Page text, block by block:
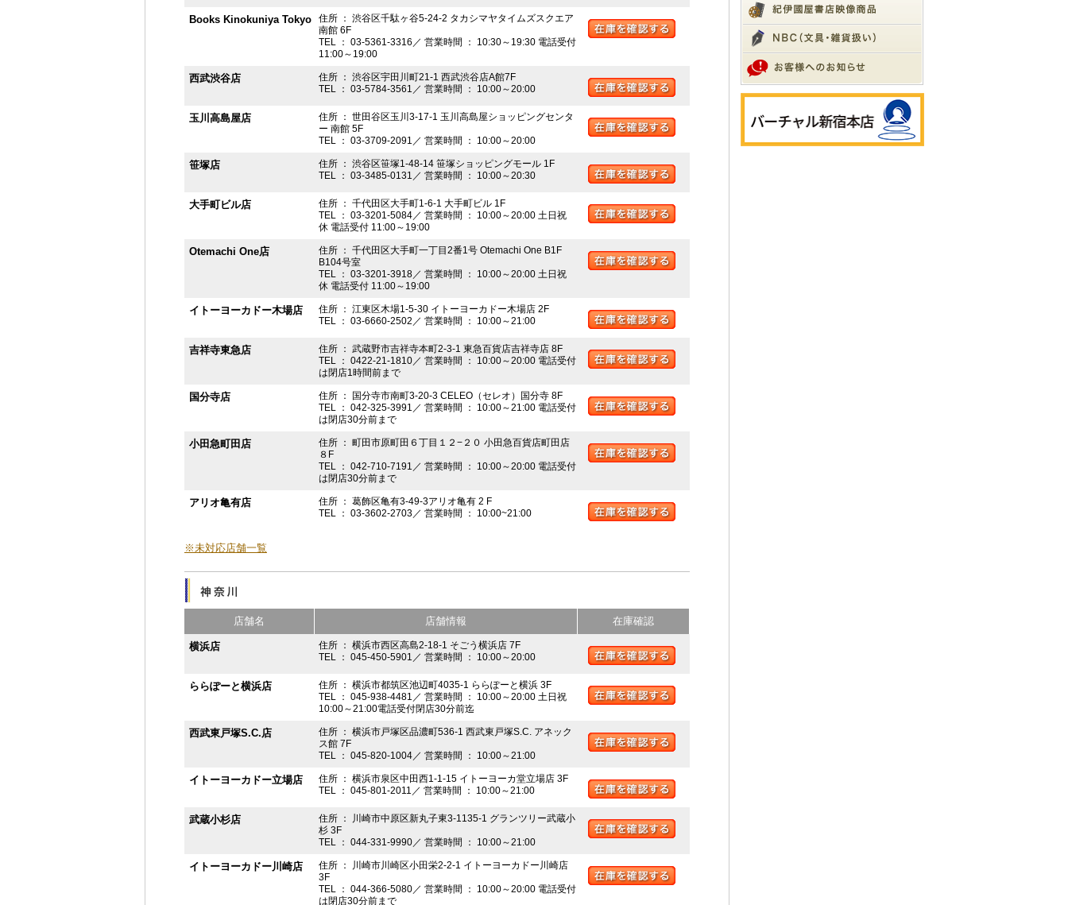
Books Kinokuniya Tokyo
住所 ： 渋谷区千駄ヶ谷5-24-2 タカシマヤタイムズスクエア
南館 6F
TEL ： 03-5361-3316／ 営業時間 ： 10:30～19:30 電話受付
11:00～19:00
西武渋谷店
住所 ： 渋谷区宇田川町21-1 西武渋谷店A館7F
TEL ： 03-5784-3561／ 営業時間 ： 10:00～20:00
玉川高島屋店
住所 ： 世田谷区玉川3-17-1 玉川高島屋ショッピングセンタ
ー 南館 5F
TEL ： 03-3709-2091／ 営業時間 ： 10:00～20:00
笹塚店
住所 ： 渋谷区笹塚1-48-14 笹塚ショッピングモール 1F
TEL ： 03-3485-0131／ 営業時間 ： 10:00～20:30
大手町ビル店
住所 ： 千代田区大手町1-6-1 大手町ビル 1F
TEL ： 03-3201-5084／ 営業時間 ： 10:00～20:00 土日祝
休 電話受付 11:00～19:00
Otemachi One店
住所 ： 千代田区大手町一丁目2番1号 Otemachi One B1F
B104号室
TEL ： 03-3201-3918／ 営業時間 ： 10:00～20:00 土日祝
休 電話受付 11:00～19:00
イトーヨーカドー木場店
住所 ： 江東区木場1-5-30 イトーヨーカドー木場店 2F
TEL ： 03-6660-2502／ 営業時間 ： 10:00～21:00
吉祥寺東急店
住所 ： 武蔵野市吉祥寺本町2-3-1 東急百貨店吉祥寺店 8F
TEL ： 0422-21-1810／ 営業時間 ： 10:00～20:00 電話受付
は閉店1時間前まで
国分寺店
住所 ： 国分寺市南町3-20-3 CELEO（セレオ）国分寺 8F
TEL ： 042-325-3991／ 営業時間 ： 10:00～21:00 電話受付
は閉店30分前まで
小田急町田店
住所 ： 町田市原町田６丁目１２−２０ 小田急百貨店町田店
８F
TEL ： 042-710-7191／ 営業時間 ： 10:00～20:00 電話受付
は閉店30分前まで
アリオ亀有店
住所 ： 葛飾区亀有3-49-3アリオ亀有 2 F
TEL ： 03-3602-2703／ 営業時間 ： 10:00~21:00
※未対応店舗一覧
店舗名 店舗情報 在庫確認
横浜店
住所 ： 横浜市西区高島2-18-1 そごう横浜店 7F
TEL ： 045-450-5901／ 営業時間 ： 10:00～20:00
ららぽーと横浜店
住所 ： 横浜市都筑区池辺町4035-1 ららぽーと横浜 3F
TEL ： 045-938-4481／ 営業時間 ： 10:00～20:00 土日祝
10:00～21:00電話受付閉店30分前迄
西武東戸塚S.C.店
住所 ： 横浜市戸塚区品濃町536-1 西武東戸塚S.C. アネック
ス館 7F
TEL ： 045-820-1004／ 営業時間 ： 10:00～21:00
イトーヨーカドー立場店
住所 ： 横浜市泉区中田西1-1-15 イトーヨーカ堂立場店 3F
TEL ： 045-801-2011／ 営業時間 ： 10:00～21:00
武蔵小杉店
住所 ： 川崎市中原区新丸子東3-1135-1 グランツリー武蔵小
杉 3F
TEL ： 044-331-9990／ 営業時間 ： 10:00～21:00
イトーヨーカドー川崎店
住所 ： 川崎市川崎区小田栄2-2-1 イトーヨーカドー川崎店
3F
TEL ： 044-366-5080／ 営業時間 ： 10:00～20:00 電話受付
は閉店30分前まで